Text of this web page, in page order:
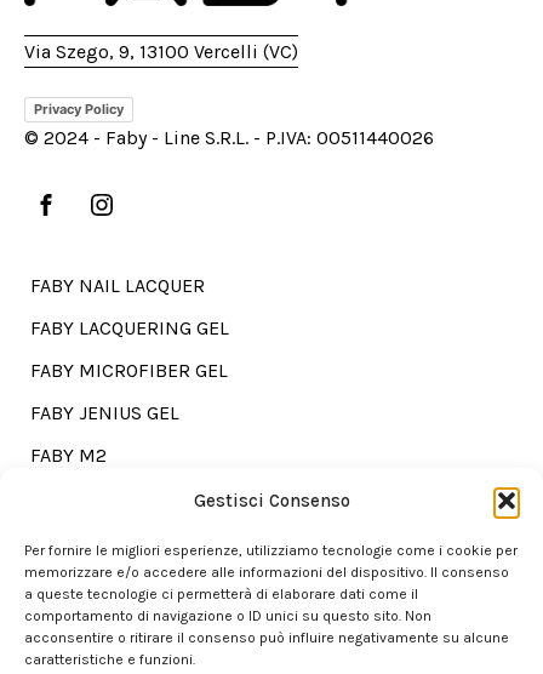
Gestisci Consenso
Per fornire le migliori esperienze, utilizziamo tecnologie come i cookie per
memorizzare e/o accedere alle informazioni del dispositivo. Il consenso
a queste tecnologie ci permetterà di elaborare dati come il
comportamento di navigazione o ID unici su questo sito. Non
acconsentire o ritirare il consenso può influire negativamente su alcune
caratteristiche e funzioni.
Via Szego, 9, 13100 Vercelli (VC)
Privacy Policy
© 2024 - Faby - Line S.R.L. - P.IVA: 00511440026
FABY NAIL LACQUER
FABY LACQUERING GEL
FABY MICROFIBER GEL
FABY JENIUS GEL
FABY M2
Go shopping?